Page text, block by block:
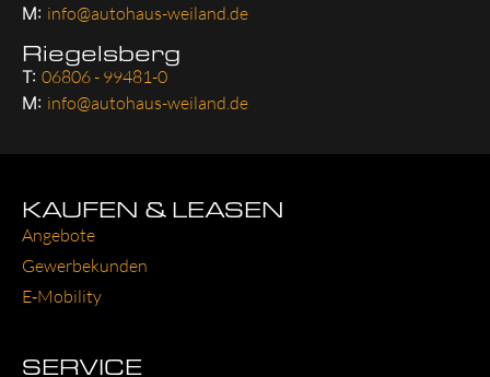
M: info@autohaus-weiland.de
Riegelsberg
T: 06806 - 99481-0
M: info@autohaus-weiland.de
KAUFEN & LEASEN
Ange­bo­te
Gewer­be­kun­den
E‑Mobility
SERVICE